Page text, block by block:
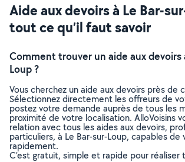
Aide aux devoirs à Le Bar-
tout ce qu’il faut savoir
Comment trouver un aide aux devoirs
Loup ?
Vous cherchez un aide aux devoirs près de
Sélectionnez directement les offreurs de
postez votre demande auprès de tous les
proximité de votre localisation. AlloVoisins
relation avec tous les aides aux devoirs,
particuliers, à Le Bar-sur-Loup, capables de
rapidement.
C’est gratuit, simple et rapide pour réaliser